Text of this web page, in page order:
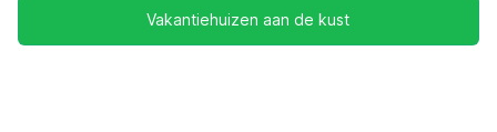
Vakantiehuizen aan de kust